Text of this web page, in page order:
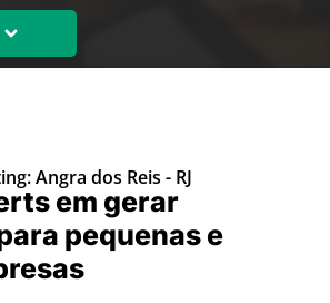
Angra dos Reis - RJ
em gerar
pequenas e